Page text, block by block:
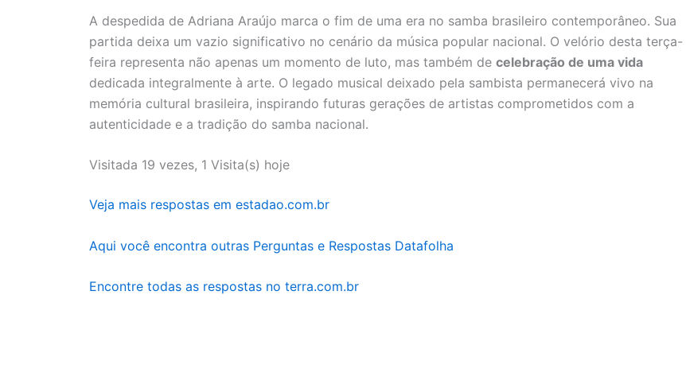
A despedida de Adriana Araújo marca o fim de uma era no samba brasileiro contemporâneo. Sua
partida deixa um vazio significativo no cenário da música popular nacional. O velório desta terça-
feira representa não apenas um momento de luto, mas também de celebração de uma vida
dedicada integralmente à arte. O legado musical deixado pela sambista permanecerá vivo na
memória cultural brasileira, inspirando futuras gerações de artistas comprometidos com a
autenticidade e a tradição do samba nacional.
Visitada 19 vezes, 1 Visita(s) hoje
Veja mais respostas em estadao.com.br
Aqui você encontra outras Perguntas e Respostas Datafolha
Encontre todas as respostas no terra.com.br